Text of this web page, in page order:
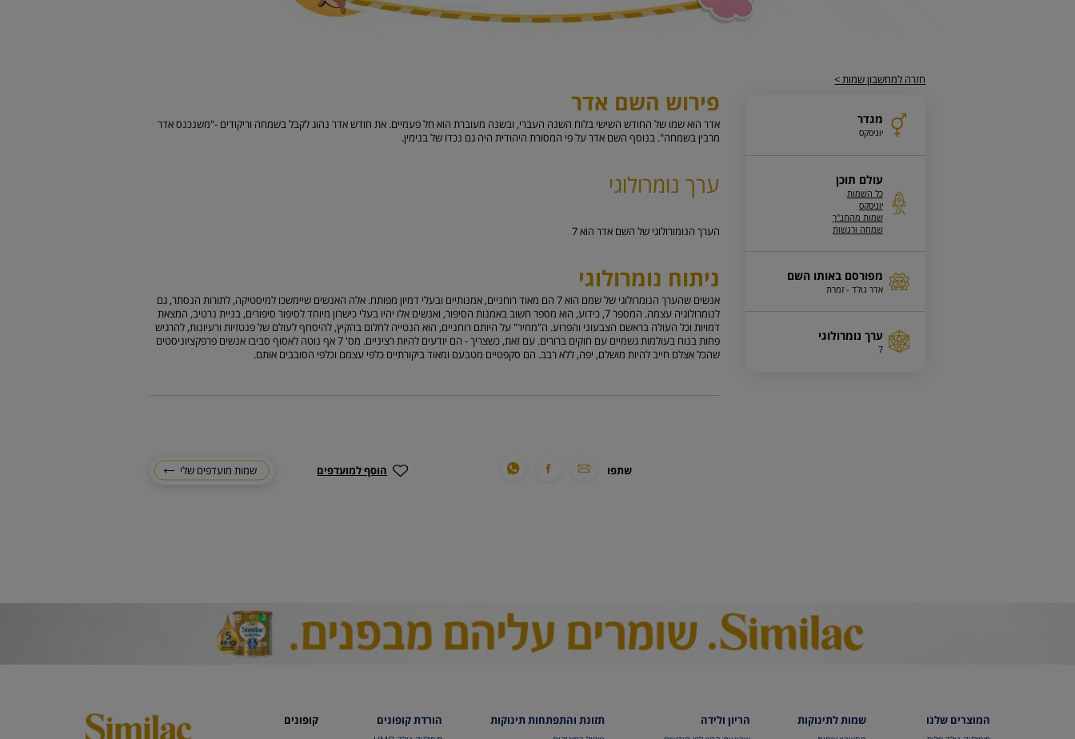
חזרה למחשבון שמות >
מגדר
יוניסקס
עולם תוכן
כל השמות
יוניסקס
שמות מהתנ"ך
שמחה ורגשות
מפורסם באותו השם
אדר גולד - זמרת
ערך נומרולוגי
7
פירוש השם אדר
אדר הוא שמו של החודש השישי בלוח השנה העברי, ובשנה מעוברת הוא חל פעמיים. את חודש אדר נהוג לקבל בשמחה וריקודים -"משנכנס אדר
מרבין בשמחה". בנוסף השם אדר על פי המסורת היהודית היה גם נכדו של בנימין.
ערך נומרולוגי
הערך הנומורולוגי של השם אדר הוא7
ניתוח נומרולוגי
אנשים שהערך הנומרולוגי של שמם הוא 7 הם מאוד רוחניים, אמנותיים ובעלי דמיון מפותח. אלה האנשים שיימשכו למיסטיקה, לתורות הנסתר, גם
לנומרולוגיה עצמה. המספר 7, כידוע, הוא מספר חשוב באמנות הסיפור, ואנשים אלו יהיו בעלי כישרון מיוחד לסיפור סיפורים, בניית נרטיב, המצאת
דמויות וכל העולה בראשם הצבעוני והפרוע. ה"מחיר" על היותם רוחניים, הוא הנטייה לחלום בהקיץ, להיסחף לעולם של פנטזיות ורעיונות, להרגיש
פחות בנוח בעולמות גשמיים עם חוקים ברורים. עם זאת, כשצריך - הם יודעים להיות רציניים. מס' 7 אף נוטה לאסוף סביבו אנשים פרפקציוניסטים
שהכל אצלם חייב להיות מושלם, יפה, ללא רבב. הם סקפטיים מטבעם ומאוד ביקורתיים כלפי עצמם וכלפי הסובבים אותם.
שתפו הוסף למועדפים שמות מועדפים שלי
המוצרים שלנו שמות לתינוקות הריון ולידה תזונת והתפתחות תינוקות הורדת קופונים קופונים